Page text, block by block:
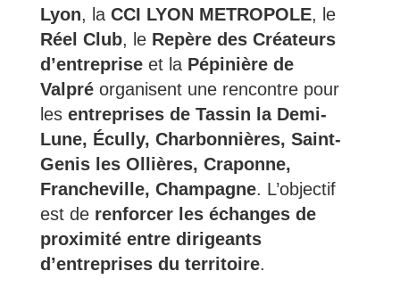
Lyon, la CCI LYON METROPOLE, le
Réel Club, le Repère des Créateurs
d’entrepriseet la Pépinière de
Valpréorganisent une rencontre pour
les entreprises de Tassin la Demi-
Lune, Écully, Charbonnières, Saint-
Genis les Ollières, Craponne,
Francheville, Champagne. L’objectif
est de renforcer les échanges de
proximité entre dirigeants
d’entreprises du territoire.